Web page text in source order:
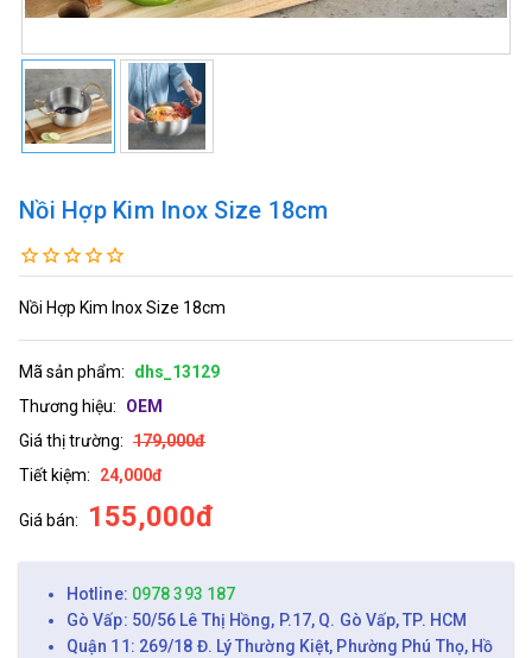
Nồi Hợp Kim Inox Size 18cm
Nồi Hợp Kim Inox Size 18cm
Mã sản phẩm:
dhs_13129
Thương hiệu:
OEM
Giá thị trường: 179,000đ
Tiết kiệm:
24,000đ
Giá bán: 155,000đ
Hotline: 0978 393 187
Gò Vấp: 50/56 Lê Thị Hồng, P.17, Q. Gò Vấp, TP. HCM
Quận 11: 269/18 Đ. Lý Thường Kiệt, Phường Phú Thọ, Hồ